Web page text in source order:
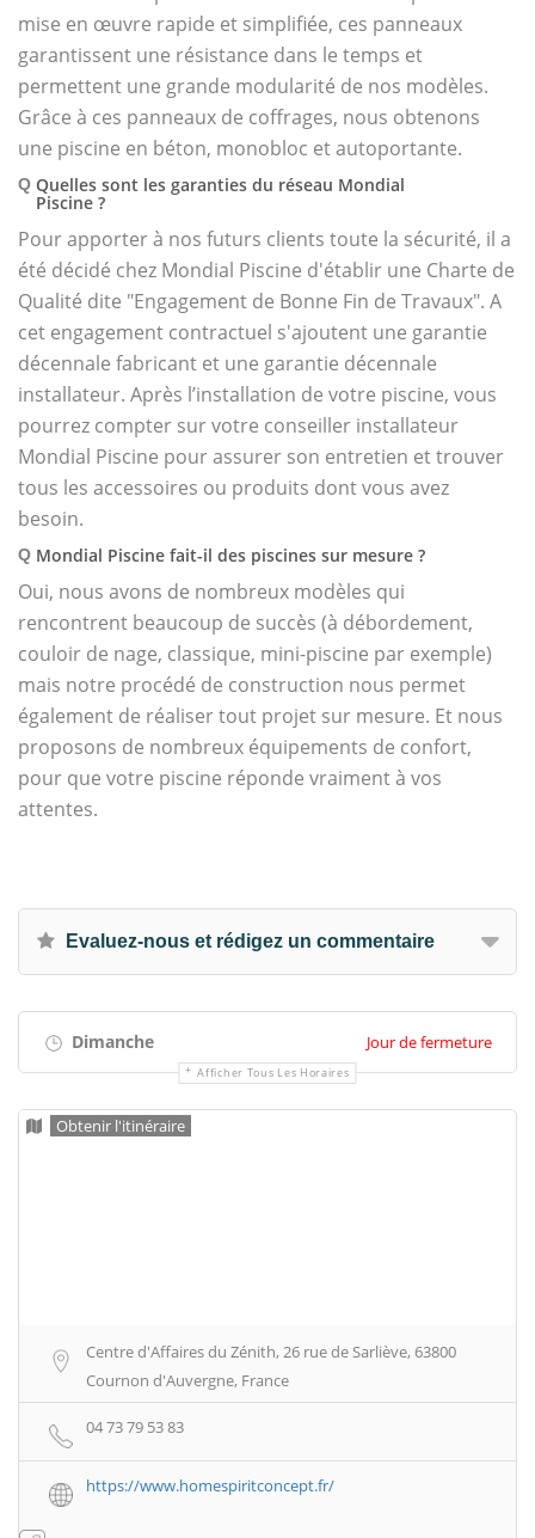
mise en œuvre rapide et simplifiée, ces panneaux
garantissent une résistance dans le temps et
permettent une grande modularité de nos modèles.
Grâce à ces panneaux de coffrages, nous obtenons
une piscine en béton, monobloc et autoportante.
Q Quelles sont les garanties du réseau Mondial
Piscine ?
Pour apporter à nos futurs clients toute la sécurité, il a
été décidé chez Mondial Piscine d'établir une Charte de
Qualité dite "Engagement de Bonne Fin de Travaux". A
cet engagement contractuel s'ajoutent une garantie
décennale fabricant et une garantie décennale
installateur. Après l’installation de votre piscine, vous
pourrez compter sur votre conseiller installateur
Mondial Piscine pour assurer son entretien et trouver
tous les accessoires ou produits dont vous avez
besoin.
Q Mondial Piscine fait-il des piscines sur mesure ?
Oui, nous avons de nombreux modèles qui
rencontrent beaucoup de succès (à débordement,
couloir de nage, classique, mini-piscine par exemple)
mais notre procédé de construction nous permet
également de réaliser tout projet sur mesure. Et nous
proposons de nombreux équipements de confort,
pour que votre piscine réponde vraiment à vos
attentes.
Evaluez-nous et rédigez un commentaire
Dimanche Jour de fermeture
Afficher Tous Les Horaires
Obtenir l'itinéraire
Centre d'Affaires du Zénith, 26 rue de Sarliève, 63800
Cournon d'Auvergne, France
04 73 79 53 83
https://www.homespiritconcept.fr/